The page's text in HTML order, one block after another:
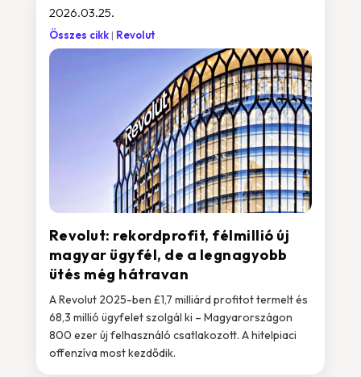
Revolut: rekordprofit, félmillió új
magyar ügyfél, de a legnagyobb
ütés még hátravan
2026.03.25.
Összes cikk Revolut
A Revolut 2025-ben £1,7 milliárd profitot termelt és
68,3 millió ügyfelet szolgál ki – Magyarországon
800 ezer új felhasználó csatlakozott. A hitelpiaci
offenzíva most kezdődik.